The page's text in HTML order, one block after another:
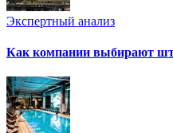
Экспертный анализ
Как компании выбирают